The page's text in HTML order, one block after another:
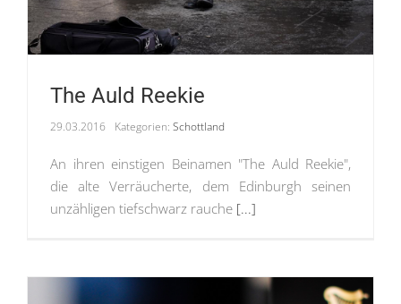
The Auld Reekie
29.03.2016 Kategorien: Schottland
An ihren einstigen Beinamen "The Auld Reekie",
die alte Verräucherte, dem Edinburgh seinen
unzähligen tiefschwarz rauche [...]